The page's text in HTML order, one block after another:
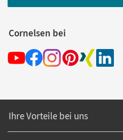
Cornelsen bei
Ihre Vorteile bei uns